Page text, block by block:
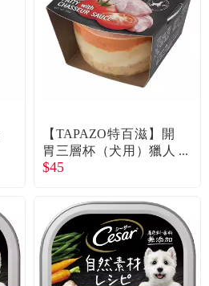
【TAPAZO特百滋】開
胃三層杯（犬用）獵人
雞肉小排（80g）
$45